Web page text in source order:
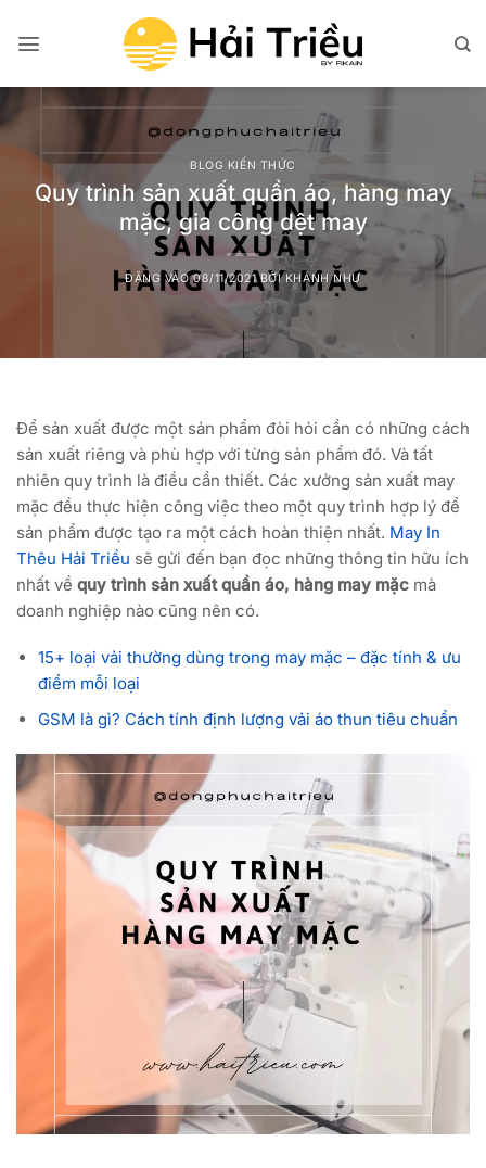
qua
dung
BLOG KIẾN THỨC
Quy trình sản xuất quần áo, hàng may
mặc, gia công dệt may
ĐĂNG VÀO08/11/2021 BỞIKHÁNH NHƯ
Để sản xuất được một sản phẩm đòi hỏi cần có những cách
sản xuất riêng và phù hợp với từng sản phẩm đó. Và tất
nhiên quy trình là điều cần thiết. Các xưởng sản xuất may
mặc đều thực hiện công việc theo một quy trình hợp lý để
sản phẩm được tạo ra một cách hoàn thiện nhất. May In
Thêu Hải Triều sẽ gửi đến bạn đọc những thông tin hữu ích
nhất về quy trình sản xuất quần áo, hàng may mặc mà
doanh nghiệp nào cũng nên có.
15+ loại vải thường dùng trong may mặc – đặc tính & ưu
điểm mỗi loại
GSM là gì? Cách tính định lượng vải áo thun tiêu chuẩn